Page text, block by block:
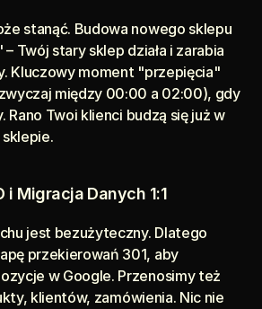
stanąć. Budowa nowego sklepu
Twój stary sklep działa i zarabia
Kluczowy moment "przepięcia"
między 00:00 a 02:00), gdy
Rano Twoi klienci budzą się już w
i Migracja Danych 1:1
jest bezużyteczny. Dlatego
przekierowań 301, aby
w Google. Przenosimy też
klientów, zamówienia. Nic nie